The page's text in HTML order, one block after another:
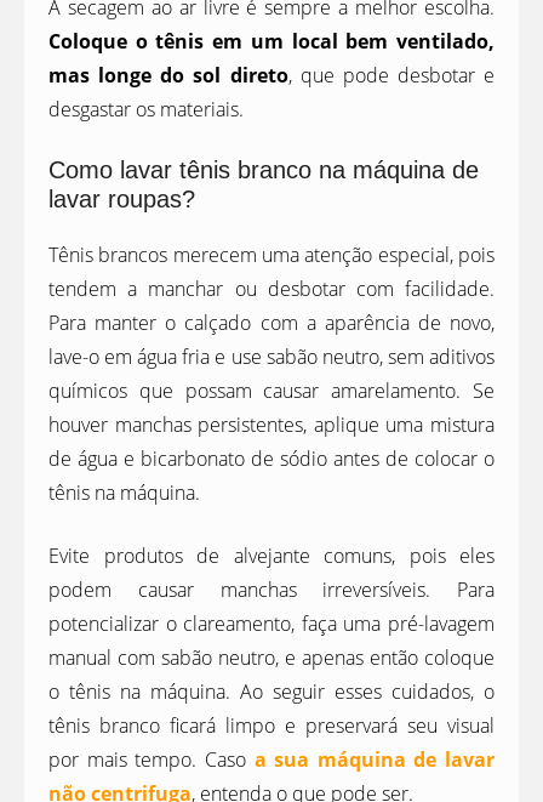
A secagem ao ar livre é sempre a melhor escolha.
Coloque o tênis em um local bem ventilado,
mas longe do sol direto, que pode desbotar e
desgastar os materiais.
Como lavar tênis branco na máquina de
lavar roupas?
Tênis brancos merecem uma atenção especial, pois
tendem a manchar ou desbotar com facilidade.
Para manter o calçado com a aparência de novo,
lave-o em água fria e use sabão neutro, sem aditivos
químicos que possam causar amarelamento. Se
houver manchas persistentes, aplique uma mistura
de água e bicarbonato de sódio antes de colocar o
tênis na máquina.
Evite produtos de alvejante comuns, pois eles
podem causar manchas irreversíveis. Para
potencializar o clareamento, faça uma pré-lavagem
manual com sabão neutro, e apenas então coloque
o tênis na máquina. Ao seguir esses cuidados, o
tênis branco ficará limpo e preservará seu visual
por mais tempo. Caso a sua máquina de lavar
não centrifuga, entenda o que pode ser.